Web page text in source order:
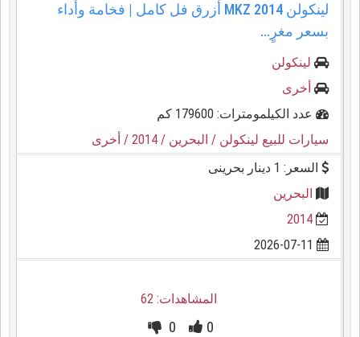
لينكولن MKZ 2014 أزرق فل كامل | فخامة وأداء
بسعر مغرٍ...
لينكولن
أخرى
عدد الكيلمومترات: 179600 كم
سيارات للبيع لينكولن / البحرين / 2014
/ أخرى
السعر: 1 دينار بحرينى
البحرين
2014
المشاهدات: 62
0
0